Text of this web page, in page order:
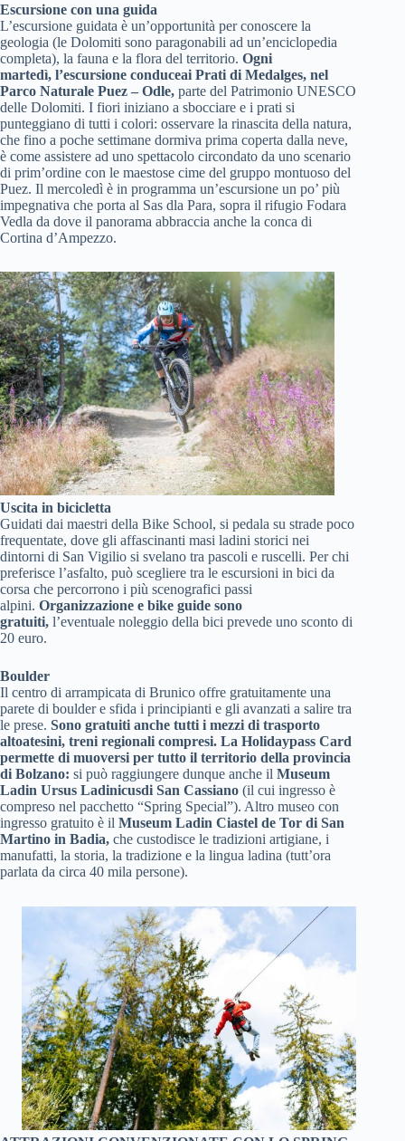
Escursione con una guida
L’escursione guidata è un’opportunità per conoscere la
geologia (le Dolomiti sono paragonabili ad un’enciclopedia
completa), la fauna e la flora del territorio. Ogni
martedì, l’escursione conduceai Prati di Medalges, nel
Parco Naturale Puez – Odle, parte del Patrimonio UNESCO
delle Dolomiti. I fiori iniziano a sbocciare e i prati si
punteggiano di tutti i colori: osservare la rinascita della natura,
che fino a poche settimane dormiva prima coperta dalla neve,
è come assistere ad uno spettacolo circondato da uno scenario
di prim’ordine con le maestose cime del gruppo montuoso del
Puez. Il mercoledì è in programma un’escursione un po’ più
impegnativa che porta al Sas dla Para, sopra il rifugio Fodara
Vedla da dove il panorama abbraccia anche la conca di
Cortina d’Ampezzo.
Uscita in bicicletta
Guidati dai maestri della Bike School, si pedala su strade poco
frequentate, dove gli affascinanti masi ladini storici nei
dintorni di San Vigilio si svelano tra pascoli e ruscelli. Per chi
preferisce l’asfalto, può scegliere tra le escursioni in bici da
corsa che percorrono i più scenografici passi
alpini. Organizzazione e bike guide sono
gratuiti, l’eventuale noleggio della bici prevede uno sconto di
20 euro.
Boulder
Il centro di arrampicata di Brunico offre gratuitamente una
parete di boulder e sfida i principianti e gli avanzati a salire tra
le prese. Sono gratuiti anche tutti i mezzi di trasporto
altoatesini, treni regionali compresi. La Holidaypass Card
permette di muoversi per tutto il territorio della provincia
di Bolzano: si può raggiungere dunque anche il Museum
Ladin Ursus Ladinicusdi San Cassiano (il cui ingresso è
compreso nel pacchetto “Spring Special”). Altro museo con
ingresso gratuito è il Museum Ladin Ciastel de Tor di San
Martino in Badia, che custodisce le tradizioni artigiane, i
manufatti, la storia, la tradizione e la lingua ladina (tutt’ora
parlata da circa 40 mila persone).